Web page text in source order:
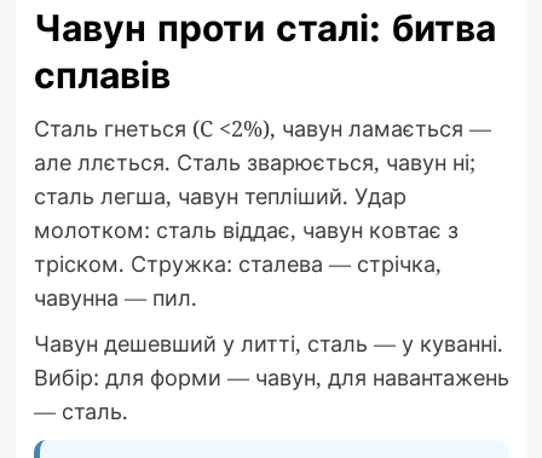
Чавун проти сталі: битва
сплавів
Сталь гнеться (C <2%), чавун ламається —
але ллється. Сталь зварюється, чавун ні;
сталь легша, чавун тепліший. Удар
молотком: сталь віддає, чавун ковтає з
тріском. Стружка: сталева — стрічка,
чавунна — пил.
Чавун дешевший у литті, сталь — у куванні.
Вибір: для форми — чавун, для навантажень
— сталь.